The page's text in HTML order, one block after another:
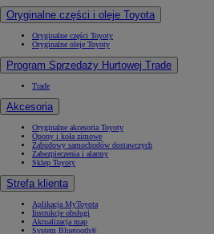
Oryginalne części i oleje Toyota
Oryginalne części Toyoty
Oryginalne oleje Toyoty
Program Sprzedaży Hurtowej Trade
Trade
Akcesoria
Oryginalne akcesoria Toyoty
Opony i koła zimowe
Zabudowy samochodów dostawczych
Zabezpieczenia i alarmy
Sklep Toyoty
Strefa klienta
Aplikacja MyToyota
Instrukcje obsługi
Aktualizacja map
System Bluetooth®